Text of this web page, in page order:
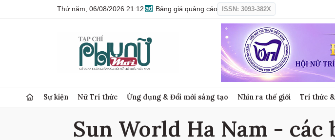
Thứ năm, 06/08/2026 21:12 Bảng giá quảng cáo ISSN: 3093-382X
Sự kiện Nữ Trí thức Ứng dụng & Đổi mới sáng tạo Nhìn ra thế giới Tri thức
Sun World Ha Nam -